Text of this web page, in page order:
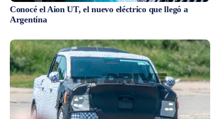
Conocé el Aion UT, el nuevo eléctrico que llegó a
Argentina